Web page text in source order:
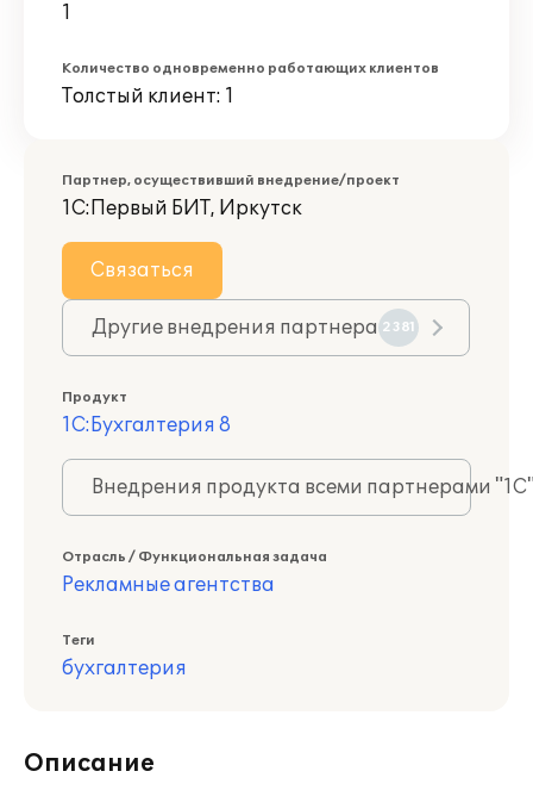
1
Количество одновременно работающих клиентов
Толстый клиент: 1
Партнер, осуществивший внедрение/проект
1С:Первый БИТ, Иркутск
Связаться
Другие внедрения партнера 2381
Продукт
1С:Бухгалтерия 8
Внедрения продукта всеми партнерами
Отрасль / Функциональная задача
Рекламные агентства
Теги
бухгалтерия
Описание